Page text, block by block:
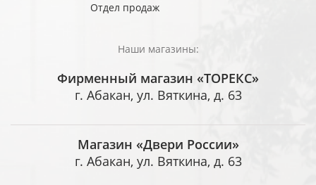
Отдел продаж
Наши магазины:
Фирменный магазин «ТОРЕКС»
г. Абакан, ул. Вяткина, д. 63
Магазин «Двери России»
г. Абакан, ул. Вяткина, д. 63